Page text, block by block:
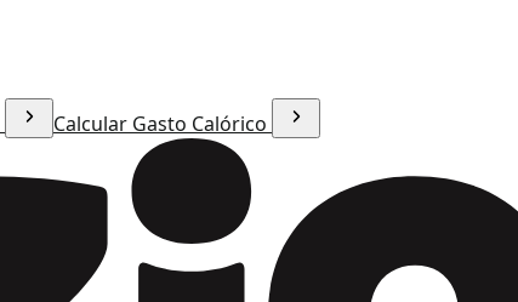
Calcular Gasto Calórico